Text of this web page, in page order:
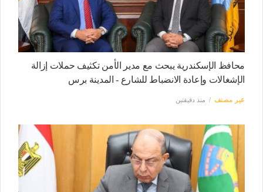
محافظ الإسكندرية يبحث مع مدير الأمن تكثيف حملات إزالة
الإشغالات وإعادة الانضباط للشارع - المدينة برس
غير مصنف منذ دقيقتين